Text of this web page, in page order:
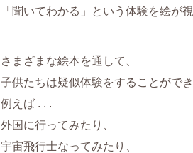
「聞いてわかる」という体験を絵が
さまざまな絵本を通して、
子供たちは疑似体験をすることができ
例えば . . .
外国に行ってみたり、
宇宙飛行士なってみたり、